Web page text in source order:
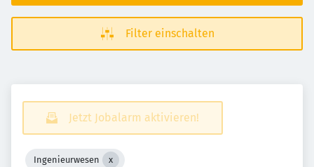
Filter einschalten
Jetzt Jobalarm aktivieren!
Ingenieurwesen